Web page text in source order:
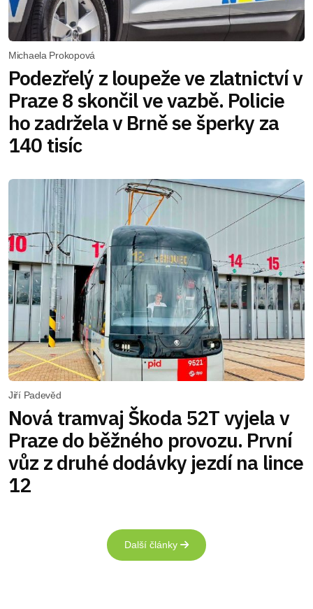
Michaela Prokopová
Podezřelý z loupeže ve zlatnictví v
Praze 8 skončil ve vazbě. Policie
ho zadržela v Brně se šperky za
140 tisíc
Jiří Padevěd
Nová tramvaj Škoda 52T vyjela v
Praze do běžného provozu. První
vůz z druhé dodávky jezdí na lince
12
Další články